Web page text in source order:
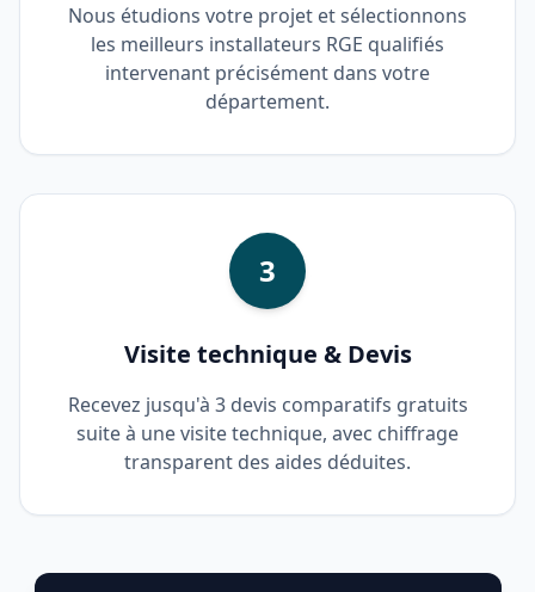
Nous étudions votre projet et sélectionnons
les meilleurs installateurs RGE qualifiés
intervenant précisément dans votre
département.
3
Visite technique & Devis
Recevez jusqu'à 3 devis comparatifs gratuits
suite à une visite technique, avec chiffrage
transparent des aides déduites.